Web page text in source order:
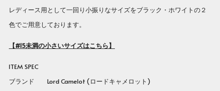
レディース用として一回り小振りなサイズをブラック・ホワイトの２
色でご用意しております。
【#15未満の小さいサイズはこちら】
ITEM SPEC
ブランド Lord Camelot (ロードキャメロット)